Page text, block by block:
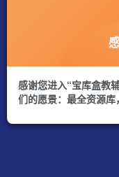
感谢您进入“宝库盒教
们的愿景：最全资源库